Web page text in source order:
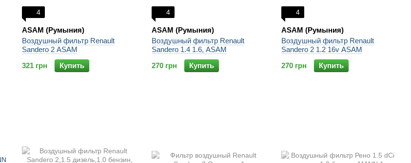
4
ASAM (Румыния)
Воздушный фильтр Renault
Sandero 2 ASAM
321 грн
Купить
4
ASAM (Румыния)
Воздушный фильтр Renault
Sandero 1.4 1.6, ASAM
270 грн
Купить
4
ASAM (Румыния)
Воздушный фильтр Renault
Sandero 2 1.2 16v ASAM
270 грн
Купить